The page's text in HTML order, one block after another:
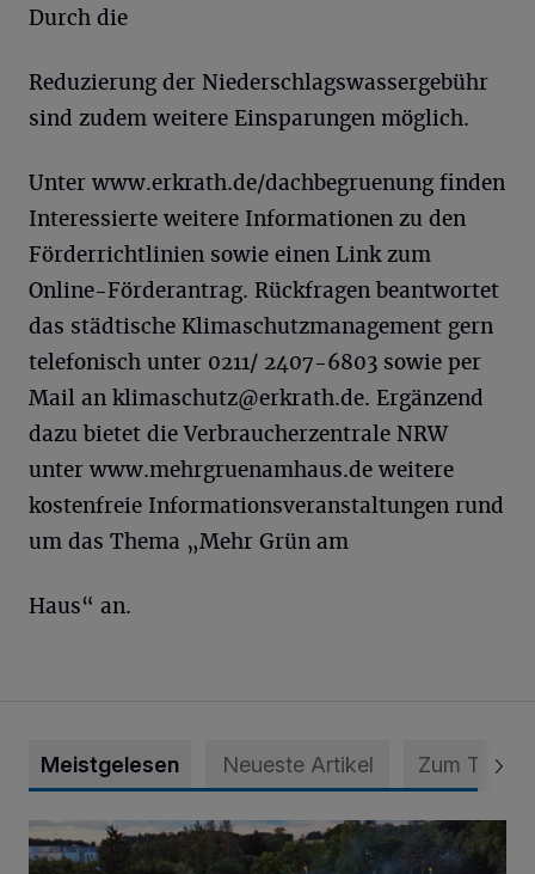
Durch die
Reduzierung der Niederschlagswassergebühr
sind zudem weitere Einsparungen möglich.
Unter www.erkrath.de/dachbegruenung finden
Interessierte weitere Informationen zu den
Förderrichtlinien sowie einen Link zum
Online-Förderantrag. Rückfragen beantwortet
das städtische Klimaschutzmanagement gern
telefonisch unter 0211/ 2407-6803 sowie per
Mail an klimaschutz@erkrath.de. Ergänzend
dazu bietet die Verbraucherzentrale NRW
unter www.mehrgruenamhaus.de weitere
kostenfreie Informationsveranstaltungen rund
um das Thema „Mehr Grün am
Haus“ an.
Meistgelesen Neueste Artikel Zum Thema
Vier Tage mit vollem Programm